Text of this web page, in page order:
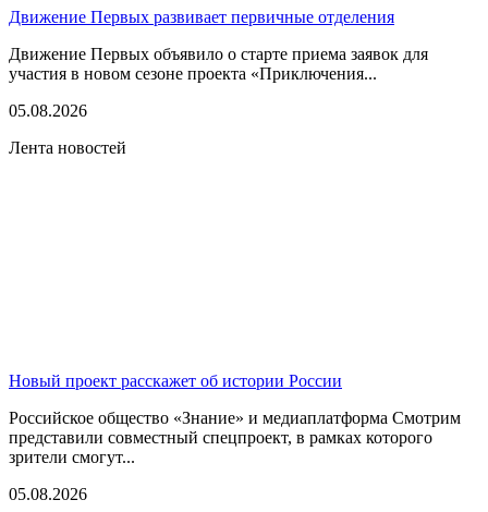
Движение Первых развивает первичные отделения
Движение Первых объявило о старте приема заявок для
участия в новом сезоне проекта «Приключения...
05.08.2026
Лента новостей
Новый проект расскажет об истории России
Российское общество «Знание» и медиаплатформа Смотрим
представили совместный спецпроект, в рамках которого
зрители смогут...
05.08.2026